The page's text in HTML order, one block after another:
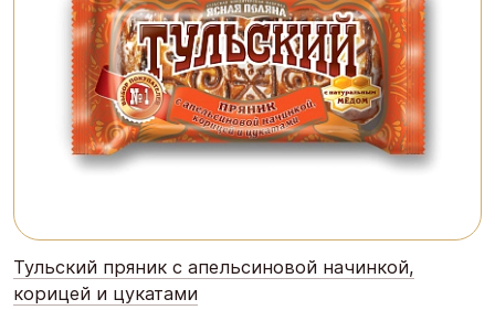
Тульский пряник с апельсиновой начинкой,
корицей и цукатами